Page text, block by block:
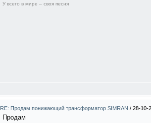
У всего в мире – своя песня
RE: Продам понижающий трансформатор SIMRAN / 28-10-
Продам